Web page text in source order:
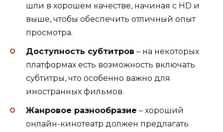
шли в хорошем качестве, начиная с HD и
выше, чтобы обеспечить отличный опыт
просмотра.
Доступность субтитров – на некоторых
платформах есть возможность включать
субтитры, что особенно важно для
иностранных фильмов.
Жанровое разнообразие – хороший
онлайн-кинотеатр должен предлагать